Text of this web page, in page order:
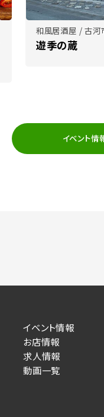
和風居酒屋 / 古河
遊季の蔵
イベント情
イベント情報
お店情報
求人情報
動画一覧